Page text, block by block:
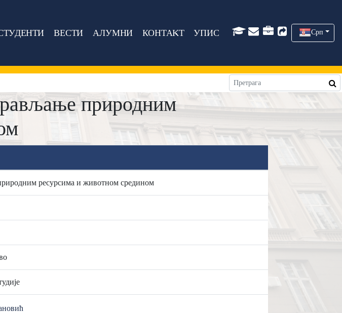
ВЕСТИ АЛУМНИ КОНТАКТ УПИС Срп
природним
ресурсима и животном средином